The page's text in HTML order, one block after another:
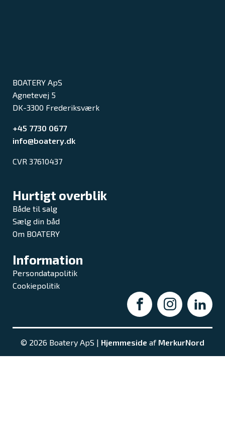
BOATERY ApS
Agnetevej 5
DK-3300 Frederiksværk
+45 7730 0677
info@boatery.dk
CVR 37610437
Hurtigt overblik
Både til salg
Sælg din båd
Om BOATERY
Information
Persondatapolitik
Cookiepolitik
© 2026 Boatery ApS | Hjemmeside af MerkurNord